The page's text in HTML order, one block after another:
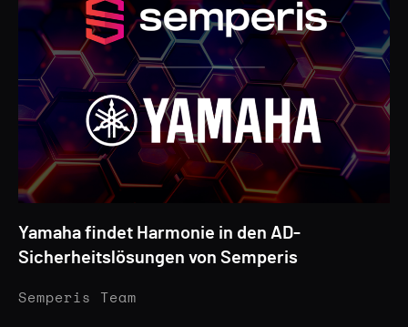
Yamaha findet Harmonie in den AD-
Sicherheitslösungen von Semperis
Semperis Team